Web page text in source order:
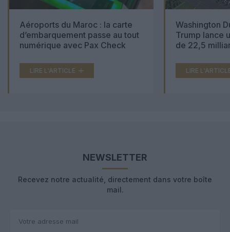
Aéroports du Maroc : la carte
d’embarquement passe au tout
numérique avec Pax Check
LIRE L'ARTICLE
Washington
Trump lance
de 22,5
LIRE
NEWSLETTER
Recevez notre actualité, directement dans votre boîte
mail.